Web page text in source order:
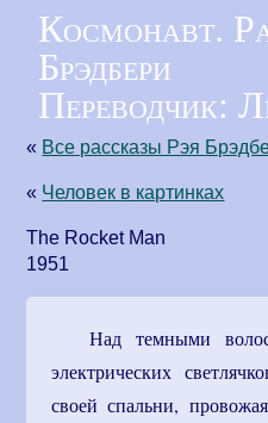
Космонавт.
Брэдбери
Переводчик:
« Все рассказы Рэя
« Человек в картинках
The Rocket Man
1951
Над темными
электрических
своей спальни,